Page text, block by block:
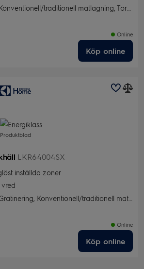
Torkning, Snabbgrill, Bakning med fukt, Pizzaläge, Varmluft, SteamBake, Snabbgrill
Online
Köp online
Produktblad
LKR64004SX
inställda zoner
traditionell matlagning, Torkning, Snabbgrill, Bakning med fukt, Pizza/Paj, Varmluft, Snabbgrill
Online
Köp online